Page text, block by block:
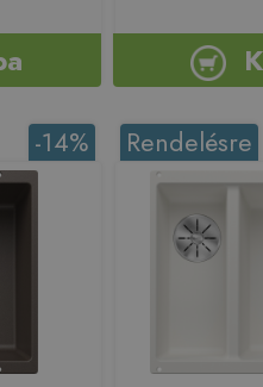
-14% Rendelésre